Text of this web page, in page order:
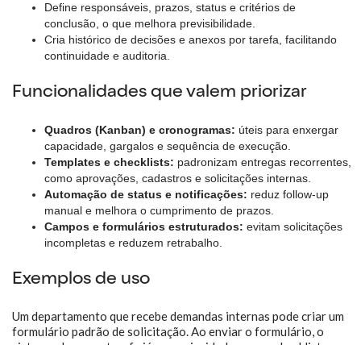
Define responsáveis, prazos, status e critérios de
conclusão, o que melhora previsibilidade.
Cria histórico de decisões e anexos por tarefa, facilitando
continuidade e auditoria.
Funcionalidades que valem priorizar
Quadros (Kanban) e cronogramas: úteis para enxergar
capacidade, gargalos e sequência de execução.
Templates e checklists: padronizam entregas recorrentes,
como aprovações, cadastros e solicitações internas.
Automação de status e notificações: reduz follow-up
manual e melhora o cumprimento de prazos.
Campos e formulários estruturados: evitam solicitações
incompletas e reduzem retrabalho.
Exemplos de uso
Um departamento que recebe demandas internas pode criar um
formulário padrão de solicitação. Ao enviar o formulário, o